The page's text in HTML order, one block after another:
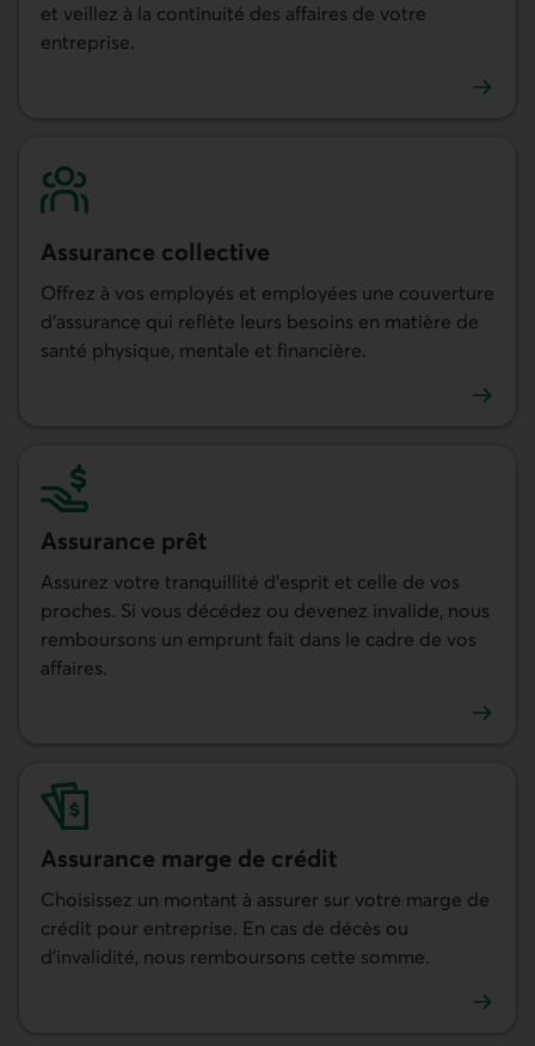
et veillez à la continuité des affaires de votre
entreprise.
Assurance collective
Offrez à vos employés et employées une couverture
d’assurance qui reflète leurs besoins en matière de
santé physique, mentale et financière.
Assurance prêt
Assurez votre tranquillité d'esprit et celle de vos
proches. Si vous décédez ou devenez invalide, nous
remboursons un emprunt fait dans le cadre de vos
affaires.
Assurance marge de crédit
Choisissez un montant à assurer sur votre marge de
crédit pour entreprise. En cas de décès ou
d'invalidité, nous remboursons cette somme.